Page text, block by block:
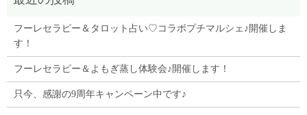
フーレセラピー＆タロット占い♡コラボプチマルシェ♪開催しま
す！
フーレセラピー＆よもぎ蒸し体験会♪開催します！
只今、感謝の9周年キャンペーン中です♪